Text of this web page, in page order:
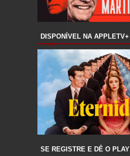
DISPONÍVEL NA APPLETV+
SE REGISTRE E DÊ O PLAY